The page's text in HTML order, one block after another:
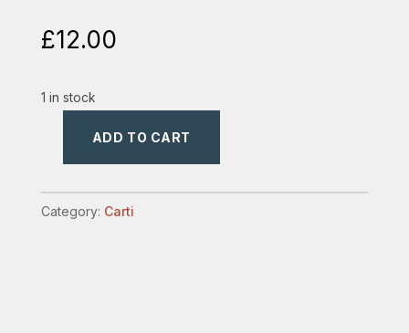
£12.00
1 in stock
hristos
quantity
ADD TO CART
Category: Carti